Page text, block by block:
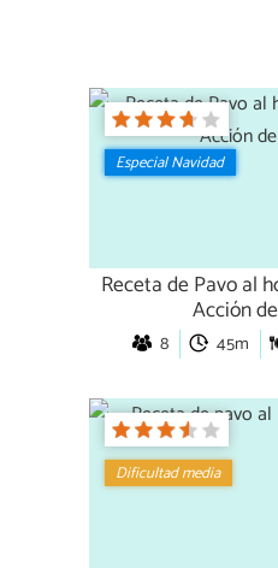
Especial Navidad
Receta de Pavo al
Acción
8 45m
Dificultad media